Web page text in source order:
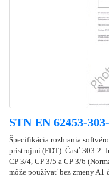
STN EN 62453-
Špecifikácia rozhrania
prístrojmi (FDT). Časť 303-2:
CP 3/4, CP 3/5 a CP 3/6
môže používať bez zmeny A1